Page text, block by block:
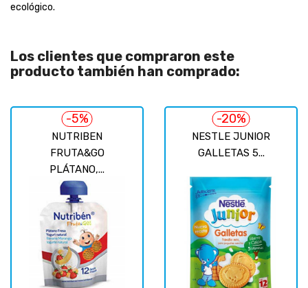
ecológico.
Los clientes que compraron este
producto también han comprado:
NUTRIBEN
FRUTA&GO
PLÁTANO,...
-5%
NESTLE JUNIOR
GALLETAS 5...
-20%